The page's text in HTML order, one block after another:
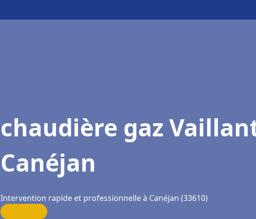
chaudière gaz
Canéjan
Intervention rapide et professionnelle à Canéjan (33610)